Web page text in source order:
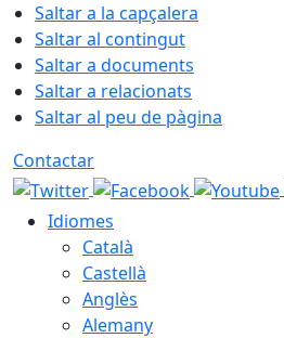
Saltar a la capçalera
Saltar al contingut
Saltar a documents
Saltar a relacionats
Saltar al peu de pàgina
Contactar
Idiomes
Català
Castellà
Anglès
Alemany